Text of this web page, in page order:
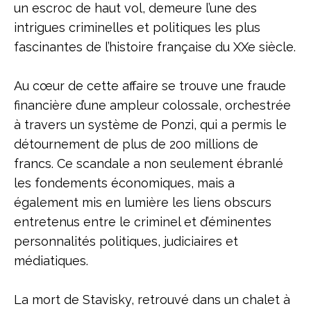
un escroc de haut vol, demeure l’une des
intrigues criminelles et politiques les plus
fascinantes de l’histoire française du XXe siècle.
Au cœur de cette affaire se trouve une fraude
financière d’une ampleur colossale, orchestrée
à travers un système de Ponzi, qui a permis le
détournement de plus de 200 millions de
francs. Ce scandale a non seulement ébranlé
les fondements économiques, mais a
également mis en lumière les liens obscurs
entretenus entre le criminel et d’éminentes
personnalités politiques, judiciaires et
médiatiques.
La mort de Stavisky, retrouvé dans un chalet à